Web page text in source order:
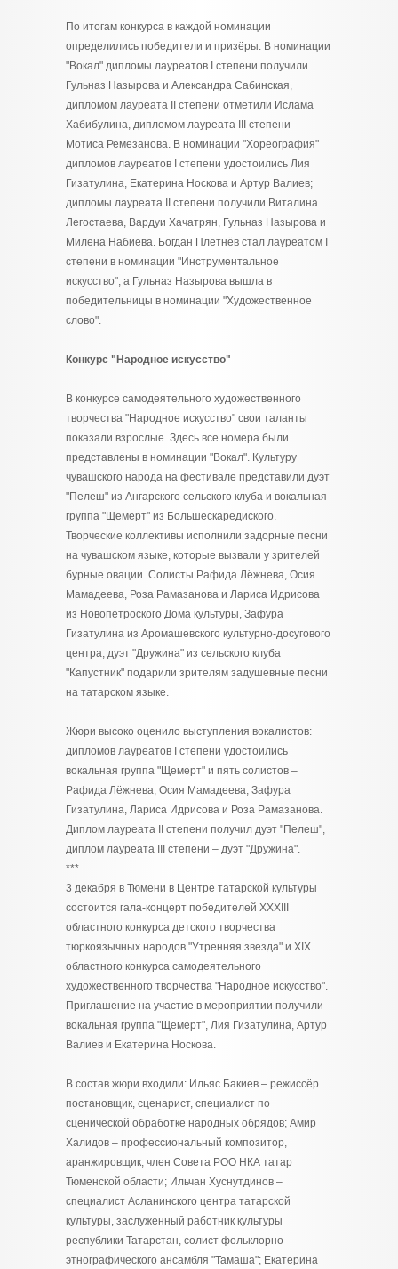
По итогам конкурса в каждой номинации
определились победители и призёры. В номинации
"Вокал" дипломы лауреатов I степени получили
Гульназ Назырова и Александра Сабинская,
дипломом лауреата II степени отметили Ислама
Хабибулина, дипломом лауреата III степени –
Мотиса Ремезанова. В номинации "Хореография"
дипломов лауреатов I степени удостоились Лия
Гизатулина, Екатерина Носкова и Артур Валиев;
дипломы лауреата II степени получили Виталина
Легостаева, Вардуи Хачатрян, Гульназ Назырова и
Милена Набиева. Богдан Плетнёв стал лауреатом I
степени в номинации "Инструментальное
искусство", а Гульназ Назырова вышла в
победительницы в номинации "Художественное
слово".
Конкурс "Народное искусство"
В конкурсе самодеятельного художественного
творчества "Народное искусство" свои таланты
показали взрослые. Здесь все номера были
представлены в номинации "Вокал". Культуру
чувашского народа на фестивале представили дуэт
"Пелеш" из Ангарского сельского клуба и вокальная
группа "Щемерт" из Большескаредиского.
Творческие коллективы исполнили задорные песни
на чувашском языке, которые вызвали у зрителей
бурные овации. Солисты Рафида Лёжнева, Осия
Мамадеева, Роза Рамазанова и Лариса Идрисова
из Новопетроского Дома культуры, Зафура
Гизатулина из Аромашевского культурно-досугового
центра, дуэт "Дружина" из сельского клуба
"Капустник" подарили зрителям задушевные песни
на татарском языке.
Жюри высоко оценило выступления вокалистов:
дипломов лауреатов I степени удостоились
вокальная группа "Щемерт" и пять солистов –
Рафида Лёжнева, Осия Мамадеева, Зафура
Гизатулина, Лариса Идрисова и Роза Рамазанова.
Диплом лауреата II степени получил дуэт "Пелеш",
диплом лауреата III степени – дуэт "Дружина".
***
3 декабря в Тюмени в Центре татарской культуры
состоится гала-концерт победителей XXXIII
областного конкурса детского творчества
тюркоязычных народов "Утренняя звезда" и XIX
областного конкурса самодеятельного
художественного творчества "Народное искусство".
Приглашение на участие в мероприятии получили
вокальная группа "Щемерт", Лия Гизатулина, Артур
Валиев и Екатерина Носкова.
В состав жюри входили: Ильяс Бакиев – режиссёр
постановщик, сценарист, специалист по
сценической обработке народных обрядов; Амир
Халидов – профессиональный композитор,
аранжировщик, член Совета РОО НКА татар
Тюменской области; Ильчан Хуснутдинов –
специалист Асланинского центра татарской
культуры, заслуженный работник культуры
республики Татарстан, солист фольклорно-
этнографического ансамбля "Тамаша"; Екатерина